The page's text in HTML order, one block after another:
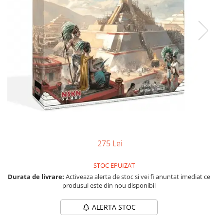
Jocuri pentru o persoana
Jocuri pentru 2 persoane
Game cunoscute
Carcassonne
Monopoly
Jocuri de societate in limba
Vezi toate jocurile de societate
275 Lei
STOC EPUIZAT
Durata de livrare: Activeaza alerta de stoc si vei fi anuntat imediat ce
produsul este din nou disponibil
ALERTA STOC